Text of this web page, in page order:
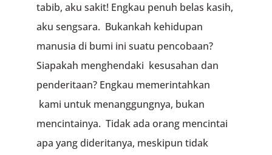
tabib, aku sakit! Engkau penuh belas kasih,
aku sengsara. Bukankah kehidupan
manusia di bumi ini suatu pencobaan?
Siapakah menghendaki kesusahan dan
penderitaan? Engkau memerintahkan
kami untuk menanggungnya, bukan
mencintainya. Tidak ada orang mencintai
apa yang dideritanya, meskipun tidak